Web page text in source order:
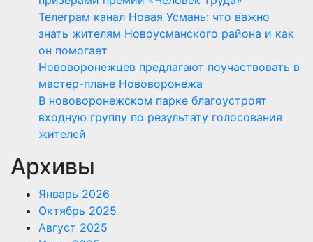
Телеграм канал Новая Усмань: что важно
знать жителям Новоусманского района и как
он помогает
Нововоронежцев предлагают поучаствовать в
мастер-плане Нововоронежа
В нововоронежском парке благоустроят
входную группу по результату голосования
жителей
Архивы
Январь 2026
Октябрь 2025
Август 2025